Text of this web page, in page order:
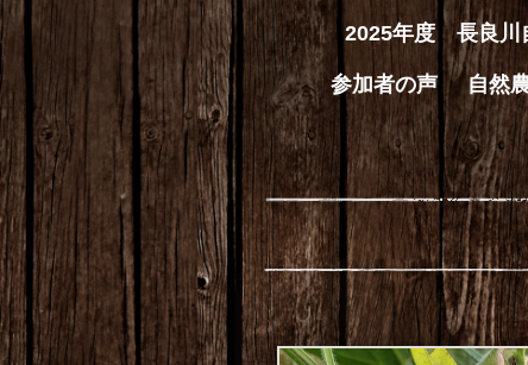
2025年度 長良川
参加者の声 自然